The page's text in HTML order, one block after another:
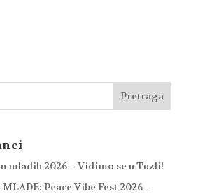
mladih 2026 – Vidimo se u Tuzli!
Peace Vibe Fest 2026 –